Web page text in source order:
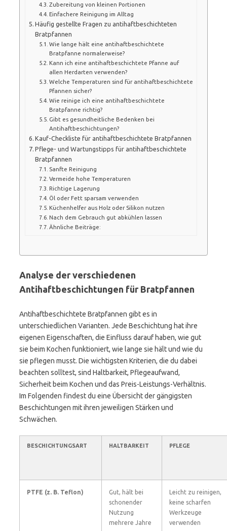
Zubereitung von kleinen Portionen
Einfachere Reinigung im Alltag
Häufig gestellte Fragen zu antihaftbeschichteten
Bratpfannen
Wie lange hält eine antihaftbeschichtete
Bratpfanne normalerweise?
Kann ich eine antihaftbeschichtete Pfanne auf
allen Herdarten verwenden?
Welche Temperaturen sind für antihaftbeschichtete
Pfannen sicher?
Wie reinige ich eine antihaftbeschichtete
Bratpfanne richtig?
Gibt es gesundheitliche Bedenken bei
Antihaftbeschichtungen?
Kauf-Checkliste für antihaftbeschichtete Bratpfannen
Pflege- und Wartungstipps für antihaftbeschichtete
Bratpfannen
Sanfte Reinigung
Vermeide hohe Temperaturen
Richtige Lagerung
Öl oder Fett sparsam verwenden
Küchenhelfer aus Holz oder Silikon nutzen
Nach dem Gebrauch gut abkühlen lassen
Ähnliche Beiträge:
Analyse der verschiedenen
Antihaftbeschichtungen für Bratpfannen
Antihaftbeschichtete Bratpfannen gibt es in
unterschiedlichen Varianten. Jede Beschichtung hat ihre
eigenen Eigenschaften, die Einfluss darauf haben, wie gut
sie beim Kochen funktioniert, wie lange sie hält und wie du
sie pflegen musst. Die wichtigsten Kriterien, die du dabei
beachten solltest, sind Haltbarkeit, Pflegeaufwand,
Sicherheit beim Kochen und das Preis-Leistungs-Verhältnis.
Im Folgenden findest du eine Übersicht der gängigsten
Beschichtungen mit ihren jeweiligen Stärken und
Schwächen.
BESCHICHTUNGSART HALTBARKEIT PFLEGE
PTFE (z. B. Teflon)
Gut, hält bei
schonender
Nutzung
mehrere Jahre
Leicht zu reinigen,
keine scharfen
Werkzeuge
verwenden